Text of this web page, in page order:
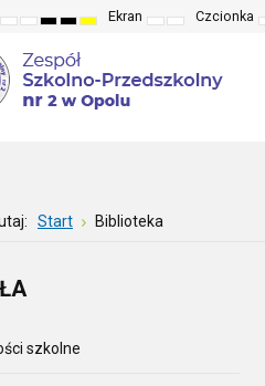
Default
NightHigh
black
white
mode
High
black
yellow
mode
High
mode
Ekran
FixedWide
Czcionka
Start Biblioteka
szkolne